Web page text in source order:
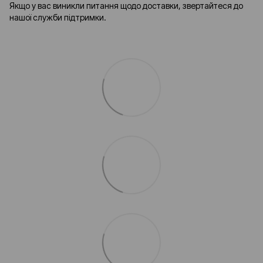
Якщо у вас виникли питання щодо доставки, звертайтеся до
нашої служби підтримки.